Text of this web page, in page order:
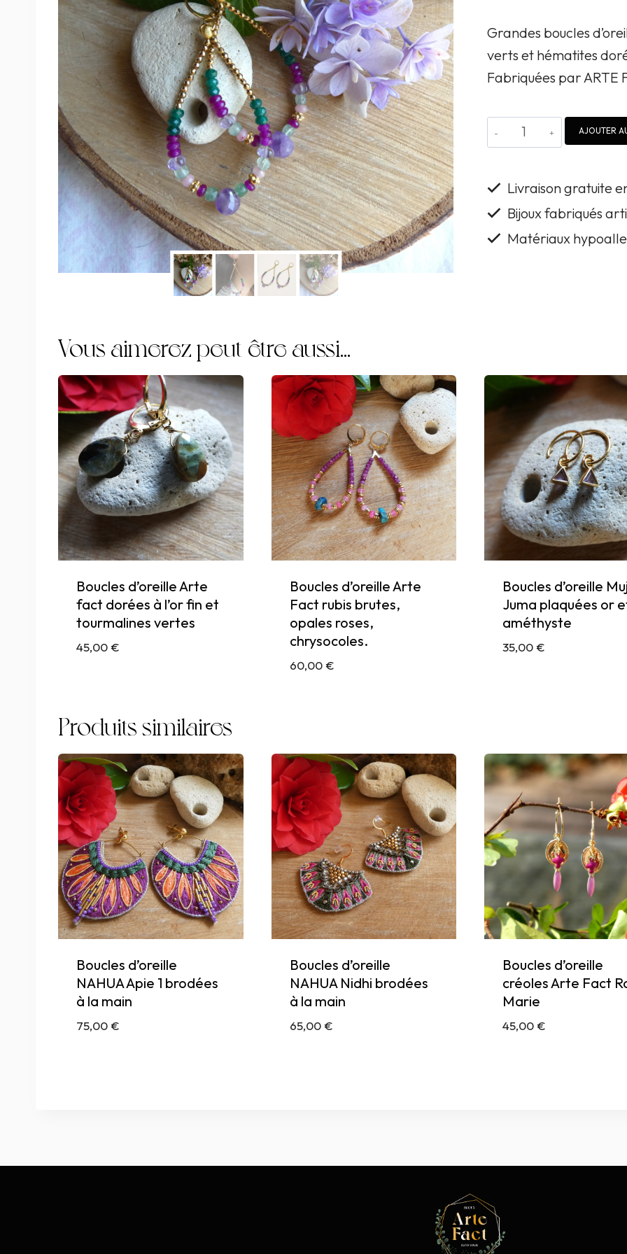
Grandes boucles
verts et hématites
Fabriquées par ARTE
quantité
de
boucles
d'oreille
améthystes,
AJOUTER
Livraison gratuite
Bijoux fabriqués
Matériaux
Vous aimerez peut-être aussi…
Boucles d’oreille Arte
fact dorées à l’or fin et
tourmalines vertes
45,00€
Boucles d’oreille Arte
Fact rubis brutes,
opales roses,
chrysocoles.
60,00€
Boucles d’oreille
Juma plaquées or
améthyste
35,00€
Produits similaires
Boucles d’oreille
NAHUA Apie 1 brodées
à la main
75,00€
Boucles d’oreille
NAHUA Nidhi brodées
à la main
65,00€
Boucles d’oreille
créoles Arte Fact
Marie
45,00€